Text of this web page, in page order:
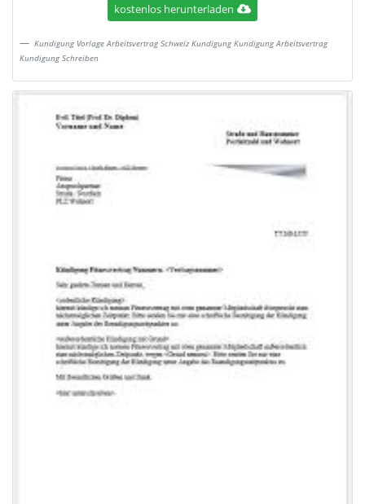
kostenlos herunterladen
Kundigung Vorlage Arbeitsvertrag Schweiz Kundigung Kundigung Arbeitsvertrag
Kundigung Schreiben